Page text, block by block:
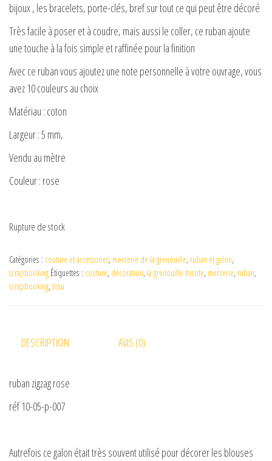
bijoux , les bracelets, porte-clés, bref sur tout ce qui peut être décoré
Très facile à poser et à coudre, mais aussi le coller, ce ruban ajoute
une touche à la fois simple et raffinée pour la finition
Avec ce ruban vous ajoutez une note personnelle à votre ouvrage, vous
avez 10 couleurs au choix
Matériau : coton
Largeur : 5 mm,
Vendu au mètre
Couleur : rose
Rupture de stock
Catégories : couture et accessoires, mercerie de la grenouille, ruban et galon,
scrapbooking Étiquettes : couture, décoration, la grenouille tricote, mercerie, ruban,
scrapbooking, tissu
DESCRIPTION AVIS (0)
ruban zigzag rose
réf 10-05-p-007
Autrefois ce galon était très souvent utilisé pour décorer les blouses